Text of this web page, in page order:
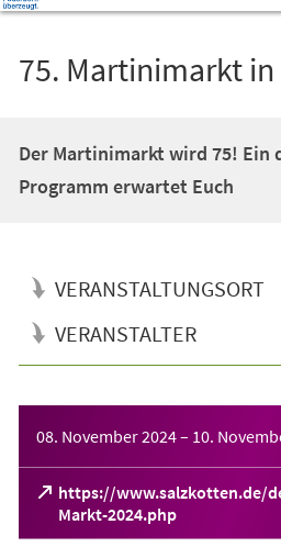
75. Martinimarkt
Der Martinimarkt wird 75! Ein
Programm erwartet Euch
VERANSTALTUNGSORT
VERANSTALTER
08. November 2024– 10.
https://www.salzkotten.de/
Markt-2024.php
(Öffnet
in